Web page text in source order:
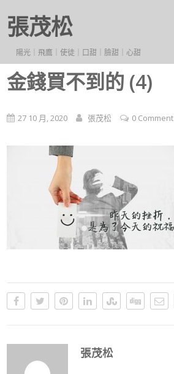
張茂松
陽光｜飛鷹｜使徒｜口甜｜臉甜｜心甜
金錢買不到的 (4)
27 10 月, 2020 張茂松 0 Comment
張茂松